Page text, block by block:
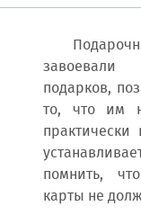
завоевали
подарков,
то, что им
помнить,
карты не